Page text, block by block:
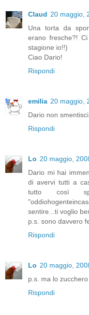
Claud 20 maggio,
Una torta da
erano fresche?!
stagione io!!)
Ciao Dario!
Rispondi
emilia 20 maggio,
Dario non
Rispondi
Lo 20 maggio,
Dario mi hai
di avervi tutti a
tutto così
sentire...ti voglio
p.s. sono davvero
Rispondi
Lo 20 maggio,
p.s. ma lo
Rispondi